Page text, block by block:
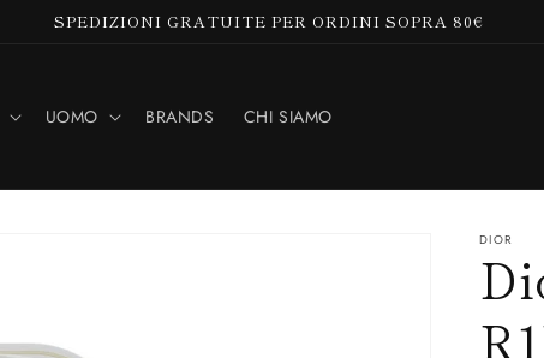
SPEDIZIONI GRATUITE PER ORDINI SOPRA 80€
UOMO BRANDS CHI SIAMO
DIOR